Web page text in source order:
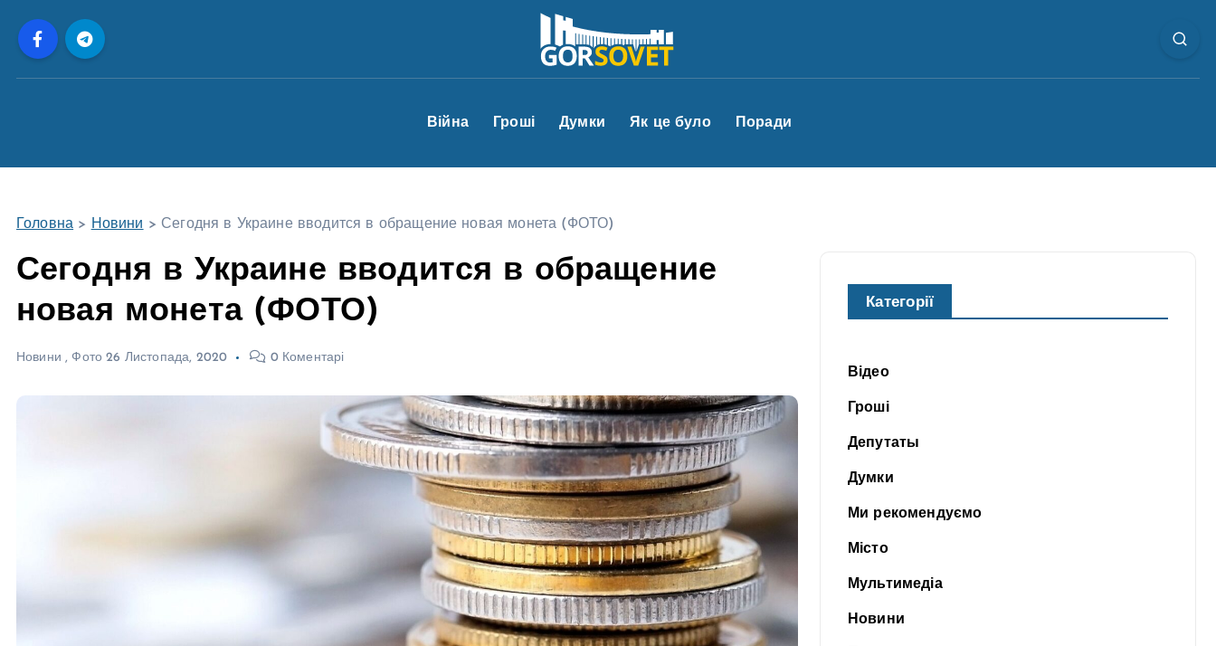
Війна Гроші Думки Як це було Поради
Головна > Новини > Сегодня в Украине вводится в обращение новая монета (ФОТО)
Сегодня в Украине вводится в обращение
новая монета (ФОТО)
Новини , Фото 26 Листопада, 2020 0 Коментарі
Категорії
Відео
Гроші
Депутаты
Думки
Ми рекомендуємо
Місто
Мультимедіа
Новини